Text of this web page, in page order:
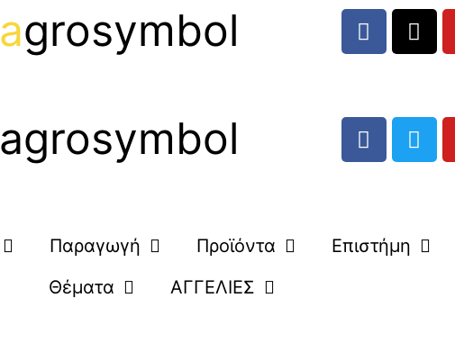
agrosymbol
agrosymbol
Παραγωγή Προϊόντα
Επιστήμη
Θέματα
ΑΓΓΕΛΙΕΣ